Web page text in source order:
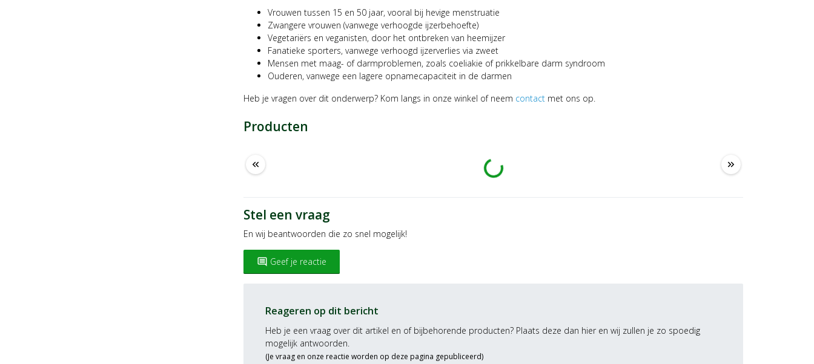
Vrouwen tussen 15 en 50 jaar, vooral bij hevige menstruatie
Zwangere vrouwen (vanwege verhoogde ijzerbehoefte)
Vegetariërs en veganisten, door het ontbreken van heemijzer
Fanatieke sporters, vanwege verhoogd ijzerverlies via zweet
Mensen met maag- of darmproblemen, zoals coeliakie of prikkelbare darm syndroom
Ouderen, vanwege een lagere opnamecapaciteit in de darmen
Heb je vragen over dit onderwerp? Kom langs in onze winkel of neem contact met ons op.
Producten
Laden … keyboard_double_arrow_right
keyboard_double_arrow_left
Stel een vraag
En wij beantwoorden die zo snel mogelijk!
insert_comment Geef je reactie
Reageren op dit bericht
Heb je een vraag over dit artikel en of bijbehorende producten? Plaats deze dan hier en wij zullen je zo spoedig
mogelijk antwoorden.
(Je vraag en onze reactie worden op deze pagina gepubliceerd)